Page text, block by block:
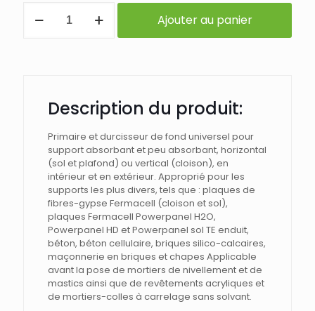
Ajouter au panier
Description du produit:
Primaire et durcisseur de fond universel pour
support absorbant et peu absorbant, horizontal
(sol et plafond) ou vertical (cloison), en
intérieur et en extérieur. Approprié pour les
supports les plus divers, tels que : plaques de
fibres-gypse Fermacell (cloison et sol),
plaques Fermacell Powerpanel H2O,
Powerpanel HD et Powerpanel sol TE enduit,
béton, béton cellulaire, briques silico-calcaires,
maçonnerie en briques et chapes Applicable
avant la pose de mortiers de nivellement et de
mastics ainsi que de revêtements acryliques et
de mortiers-colles à carrelage sans solvant.